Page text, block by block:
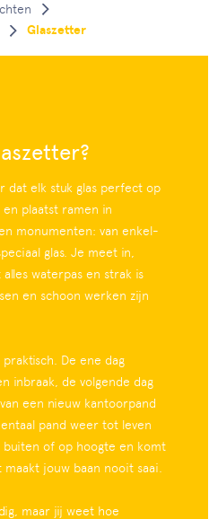
Glaszetter
?
dat elk stuk glas perfect op
plaatst ramen in
monumenten: van enkel-
glas. Je meet in,
waterpas en strak is
en schoon werken zijn
De ene dag
inbraak, de volgende dag
een nieuw kantoorpand
pand weer tot leven
of op hoogte en komt
jouw baan nooit saai.
maar jij weet hoe